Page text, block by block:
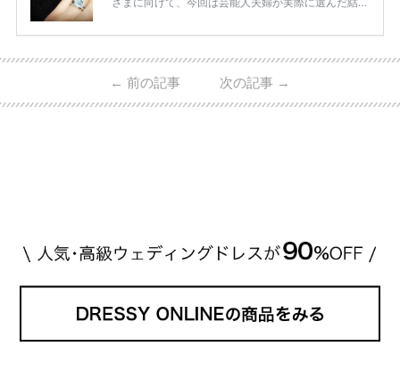
ーウィンストンやカルティエ、ティファニーなど世界
日本で人気のブランドまで幅広くご紹介。 さらに、
・愛用している芸能人夫婦 ・リングの特徴や魅力 ・
← 前の記事 次の記事 →